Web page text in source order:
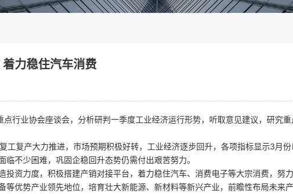
力稳住汽车消费
行业协会座谈会，分析研判一季度工业经济运行形势，听取意见建议，研究
工复产大力推进，市场预期积极好转，工业经济逐步回升，各项指标显示3月
不少困难，巩固企稳回升态势仍需付出艰苦努力。
资力度，积极搭建产销对接平台，着力稳住汽车、消费电子等大宗消费，
优势产业领先地位，培育壮大新能源、新材料等新兴产业，前瞻性布局未